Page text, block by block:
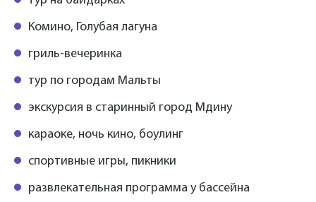
Комино, Голубая лагуна
гриль-вечеринка
тур по городам Мальты
экскурсия в старинный город Мдину
караоке, ночь кино, боулинг
спортивные игры, пикники
развлекательная программа у бассейна